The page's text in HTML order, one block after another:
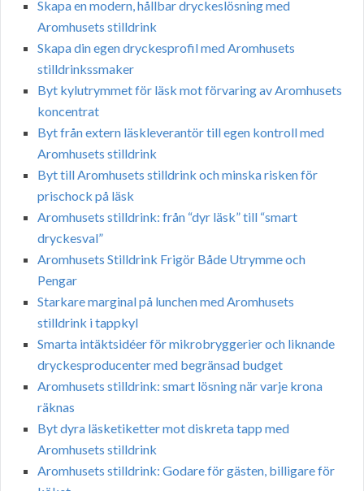
Skapa en modern, hållbar dryckeslösning med
Aromhusets stilldrink
Skapa din egen dryckesprofil med Aromhusets
stilldrinkssmaker
Byt kylutrymmet för läsk mot förvaring av Aromhusets
koncentrat
Byt från extern läskleverantör till egen kontroll med
Aromhusets stilldrink
Byt till Aromhusets stilldrink och minska risken för
prischock på läsk
Aromhusets stilldrink: från “dyr läsk” till “smart
dryckesval”
Aromhusets Stilldrink Frigör Både Utrymme och
Pengar
Starkare marginal på lunchen med Aromhusets
stilldrink i tappkyl
Smarta intäktsidéer för mikrobryggerier och liknande
dryckesproducenter med begränsad budget
Aromhusets stilldrink: smart lösning när varje krona
räknas
Byt dyra läsketiketter mot diskreta tapp med
Aromhusets stilldrink
Aromhusets stilldrink: Godare för gästen, billigare för